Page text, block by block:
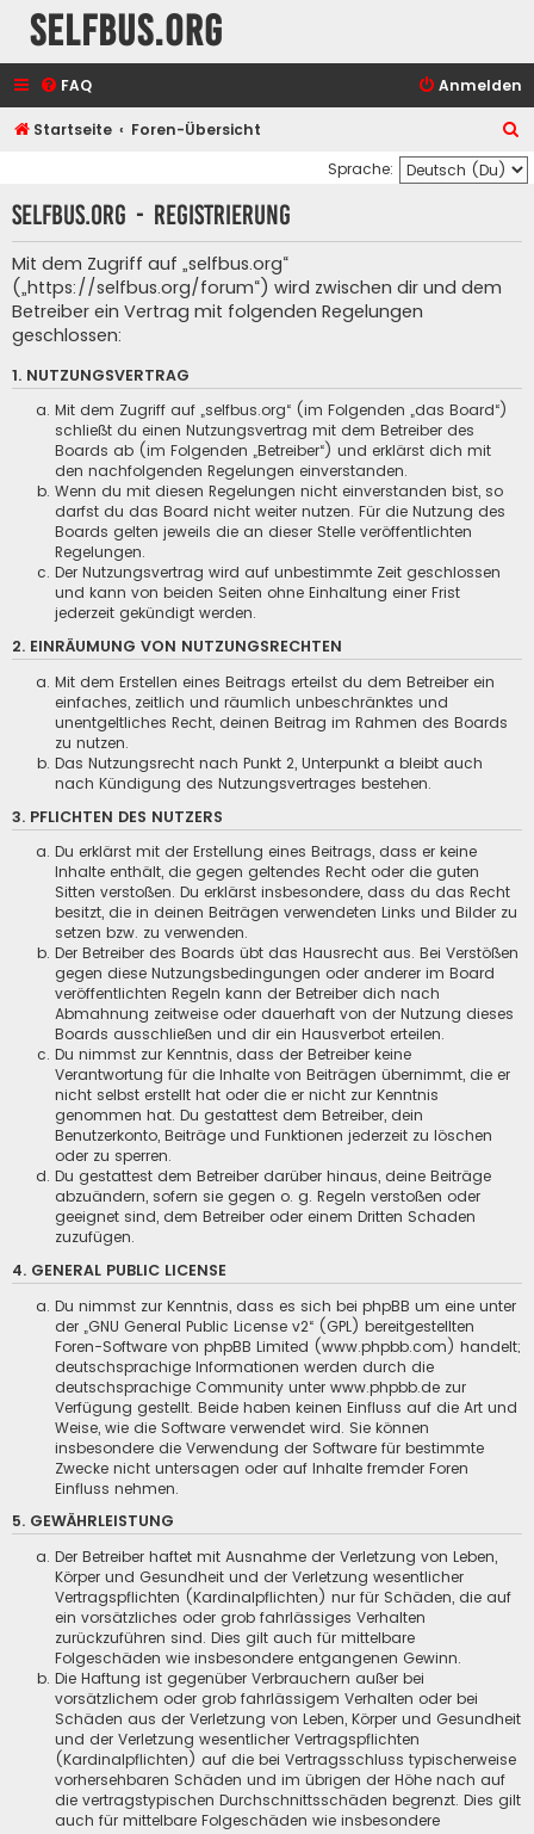
selfbus.org
FAQ Anmelden
Startseite Foren-Übersicht
u
c
Sprache:
selfbus.org - Registrierung
Mit dem Zugriff auf „selfbus.org“
(„https://selfbus.org/forum“) wird zwischen dir und dem
Betreiber ein Vertrag mit folgenden Regelungen
geschlossen:
1. NUTZUNGSVERTRAG
Mit dem Zugriff auf „selfbus.org“ (im Folgenden „das Board“)
schließt du einen Nutzungsvertrag mit dem Betreiber des
Boards ab (im Folgenden „Betreiber“) und erklärst dich mit
den nachfolgenden Regelungen einverstanden.
Wenn du mit diesen Regelungen nicht einverstanden bist, so
darfst du das Board nicht weiter nutzen. Für die Nutzung des
Boards gelten jeweils die an dieser Stelle veröffentlichten
Regelungen.
Der Nutzungsvertrag wird auf unbestimmte Zeit geschlossen
und kann von beiden Seiten ohne Einhaltung einer Frist
jederzeit gekündigt werden.
2. EINRÄUMUNG VON NUTZUNGSRECHTEN
Mit dem Erstellen eines Beitrags erteilst du dem Betreiber ein
einfaches, zeitlich und räumlich unbeschränktes und
unentgeltliches Recht, deinen Beitrag im Rahmen des Boards
zu nutzen.
Das Nutzungsrecht nach Punkt 2, Unterpunkt a bleibt auch
nach Kündigung des Nutzungsvertrages bestehen.
3. PFLICHTEN DES NUTZERS
Du erklärst mit der Erstellung eines Beitrags, dass er keine
Inhalte enthält, die gegen geltendes Recht oder die guten
Sitten verstoßen. Du erklärst insbesondere, dass du das Recht
besitzt, die in deinen Beiträgen verwendeten Links und Bilder zu
setzen bzw. zu verwenden.
Der Betreiber des Boards übt das Hausrecht aus. Bei Verstößen
gegen diese Nutzungsbedingungen oder anderer im Board
veröffentlichten Regeln kann der Betreiber dich nach
Abmahnung zeitweise oder dauerhaft von der Nutzung dieses
Boards ausschließen und dir ein Hausverbot erteilen.
Du nimmst zur Kenntnis, dass der Betreiber keine
Verantwortung für die Inhalte von Beiträgen übernimmt, die er
nicht selbst erstellt hat oder die er nicht zur Kenntnis
genommen hat. Du gestattest dem Betreiber, dein
Benutzerkonto, Beiträge und Funktionen jederzeit zu löschen
oder zu sperren.
Du gestattest dem Betreiber darüber hinaus, deine Beiträge
abzuändern, sofern sie gegen o. g. Regeln verstoßen oder
geeignet sind, dem Betreiber oder einem Dritten Schaden
zuzufügen.
4. GENERAL PUBLIC LICENSE
Du nimmst zur Kenntnis, dass es sich bei phpBB um eine unter
der „GNU General Public License v2“ (GPL) bereitgestellten
Foren-Software von phpBB Limited (www.phpbb.com) handelt;
deutschsprachige Informationen werden durch die
deutschsprachige Community unter www.phpbb.de zur
Verfügung gestellt. Beide haben keinen Einfluss auf die Art und
Weise, wie die Software verwendet wird. Sie können
insbesondere die Verwendung der Software für bestimmte
Zwecke nicht untersagen oder auf Inhalte fremder Foren
Einfluss nehmen.
5. GEWÄHRLEISTUNG
Der Betreiber haftet mit Ausnahme der Verletzung von Leben,
Körper und Gesundheit und der Verletzung wesentlicher
Vertragspflichten (Kardinalpflichten) nur für Schäden, die auf
ein vorsätzliches oder grob fahrlässiges Verhalten
zurückzuführen sind. Dies gilt auch für mittelbare
Folgeschäden wie insbesondere entgangenen Gewinn.
Die Haftung ist gegenüber Verbrauchern außer bei
vorsätzlichem oder grob fahrlässigem Verhalten oder bei
Schäden aus der Verletzung von Leben, Körper und Gesundheit
und der Verletzung wesentlicher Vertragspflichten
(Kardinalpflichten) auf die bei Vertragsschluss typischerweise
vorhersehbaren Schäden und im übrigen der Höhe nach auf
die vertragstypischen Durchschnittsschäden begrenzt. Dies gilt
auch für mittelbare Folgeschäden wie insbesondere